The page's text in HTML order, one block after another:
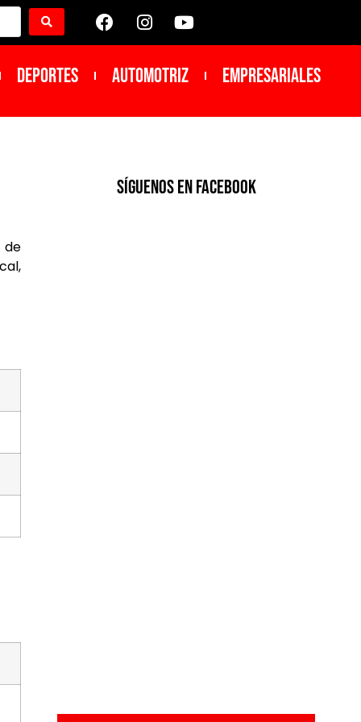
DEPORTES Automotriz Empresariales
de
SíGUENOS EN FACEBOOK